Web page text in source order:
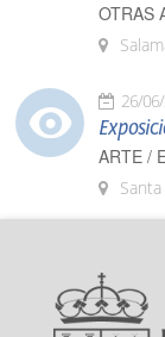
OTRAS
26/
ARTE /